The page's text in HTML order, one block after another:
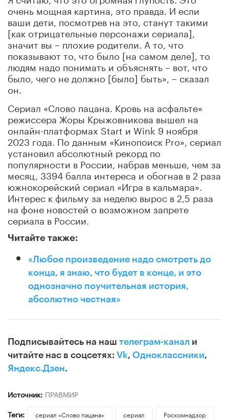
очень мощная картина, это правда. И если
ваши дети, посмотрев на это, станут такими
[как отрицательные персонажи сериала],
значит вы – плохие родители. А то, что
показывают то, что было [на самом деле], то
людям надо понимать и объяснять – вот, что
было, чего не должно [было] быть», – сказал
он.
Сериал «Слово пацана. Кровь на асфальте»
режиссера Жоры Крыжовникова вышел на
онлайн-платформах Start и Wink 9 ноября
2023 года. По данным «Кинопоиск Pro», сериал
установил абсолютный рекорд по
популярности в России, набрав меньше, чем за
месяц, 3394 балла интереса и обогнав в 2 раза
южнокорейский сериал «Игра в кальмара».
Интерес к фильму за неделю вырос в 2,5 раза
на фоне новостей о возможном запрете
сериала в России.
Читайте также:
«Любое произведение надо смотреть до
конца, я знаю, что будет в конце, и это
однозначно поучительная история,
абсолютно честная»
Подписывайтесь на наш телеграм-канал и
читайте нас в соцсетях: Vk, Одноклассники,
Яндекс.Дзен.
Источник: ПРАВМИР
Теги:
сериал «Слово пацана» сериал
Роскомнадзор